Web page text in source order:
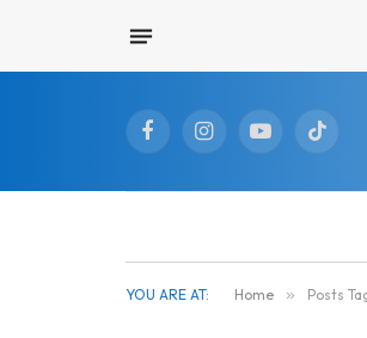
FacebookInstagramYouTubeTikTok
YOU ARE AT: Home » Posts